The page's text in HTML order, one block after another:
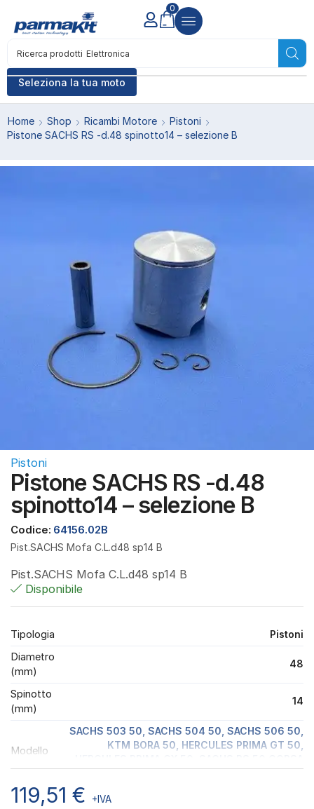
Seleziona la tua moto
Ricerca prodotti Elettronica
0
Home Shop Ricambi Motore
Pistoni
Pistone SACHS RS -d.48 spinotto14 – selezione B
Pistoni
Pistone SACHS RS -d.48
spinotto14 – selezione B
Codice: 64156.02B
Pist.SACHS Mofa C.L.d48 sp14 B
Pist.SACHS Mofa C.L.d48 sp14 B
Disponibile
Tipologia Pistoni
Diametro
(mm)
48
Spinotto
(mm)
14
Modello
Moto
SACHS 503 50, SACHS 504 50, SACHS 506 50,
KTM BORA 50, HERCULES PRIMA GT 50,
CORTA, SACHS RS 50 CORSA LUNGA,
119,51 € +IVA